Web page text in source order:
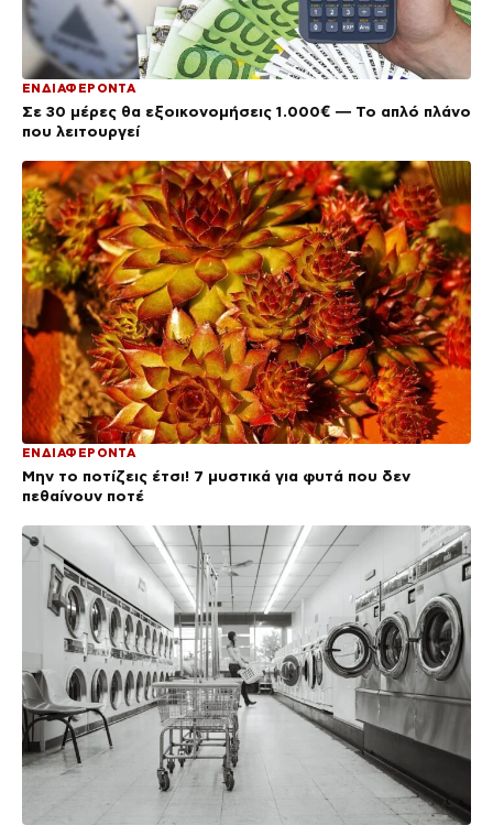
ΕΝΔΙΑΦΕΡΟΝΤΑ
Σε 30 μέρες θα εξοικονομήσεις 1.000€ — Το απλό πλάνο
που λειτουργεί
ΕΝΔΙΑΦΕΡΟΝΤΑ
Μην το ποτίζεις έτσι! 7 μυστικά για φυτά που δεν
πεθαίνουν ποτέ